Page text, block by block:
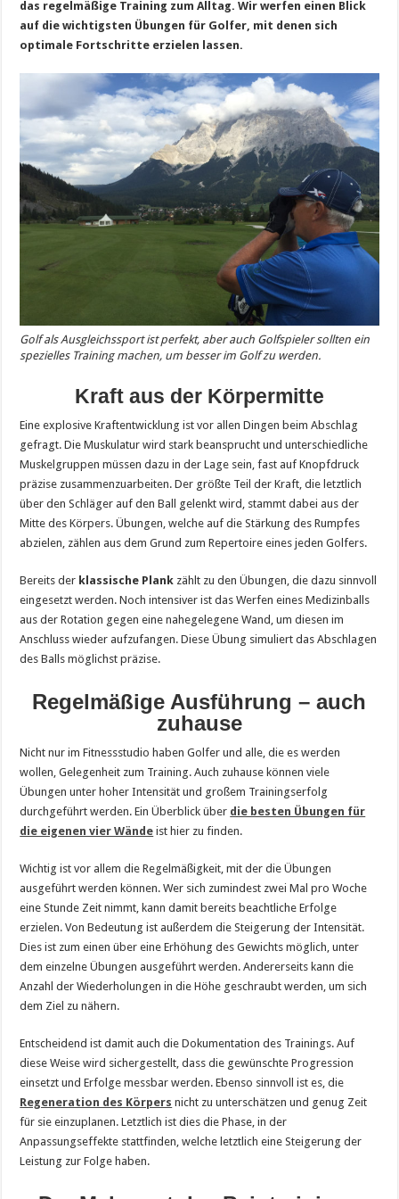
das regelmäßige Training zum Alltag. Wir werfen einen Blick
auf die wichtigsten Übungen für Golfer, mit denen sich
optimale Fortschritte erzielen lassen.
Golf als Ausgleichssport ist perfekt, aber auch Golfspieler sollten ein
spezielles Training machen, um besser im Golf zu werden.
Kraft aus der Körpermitte
Eine explosive Kraftentwicklung ist vor allen Dingen beim Abschlag
gefragt. Die Muskulatur wird stark beansprucht und unterschiedliche
Muskelgruppen müssen dazu in der Lage sein, fast auf Knopfdruck
präzise zusammenzuarbeiten. Der größte Teil der Kraft, die letztlich
über den Schläger auf den Ball gelenkt wird, stammt dabei aus der
Mitte des Körpers. Übungen, welche auf die Stärkung des Rumpfes
abzielen, zählen aus dem Grund zum Repertoire eines jeden Golfers.
Bereits der klassische Plank zählt zu den Übungen, die dazu sinnvoll
eingesetzt werden. Noch intensiver ist das Werfen eines Medizinballs
aus der Rotation gegen eine nahegelegene Wand, um diesen im
Anschluss wieder aufzufangen. Diese Übung simuliert das Abschlagen
des Balls möglichst präzise.
Regelmäßige Ausführung – auch
zuhause
Nicht nur im Fitnessstudio haben Golfer und alle, die es werden
wollen, Gelegenheit zum Training. Auch zuhause können viele
Übungen unter hoher Intensität und großem Trainingserfolg
durchgeführt werden. Ein Überblick über die besten Übungen für
die eigenen vier Wände ist hier zu finden.
Wichtig ist vor allem die Regelmäßigkeit, mit der die Übungen
ausgeführt werden können. Wer sich zumindest zwei Mal pro Woche
eine Stunde Zeit nimmt, kann damit bereits beachtliche Erfolge
erzielen. Von Bedeutung ist außerdem die Steigerung der Intensität.
Dies ist zum einen über eine Erhöhung des Gewichts möglich, unter
dem einzelne Übungen ausgeführt werden. Andererseits kann die
Anzahl der Wiederholungen in die Höhe geschraubt werden, um sich
dem Ziel zu nähern.
Entscheidend ist damit auch die Dokumentation des Trainings. Auf
diese Weise wird sichergestellt, dass die gewünschte Progression
einsetzt und Erfolge messbar werden. Ebenso sinnvoll ist es, die
Regeneration des Körpers nicht zu unterschätzen und genug Zeit
für sie einzuplanen. Letztlich ist dies die Phase, in der
Anpassungseffekte stattfinden, welche letztlich eine Steigerung der
Leistung zur Folge haben.